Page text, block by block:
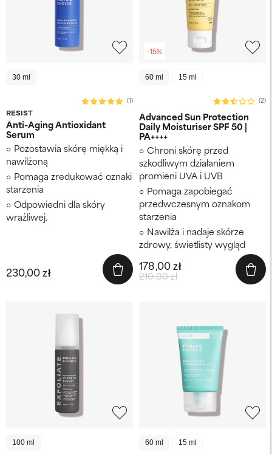
30 ml
RESIST
(1)
Anti-Aging Antioxidant
Serum
Pozostawia skórę miękką i
nawilżoną
Pomaga zredukować oznaki
starzenia
Odpowiedni dla skóry
wrażliwej.
230,00 zł
-15%
60 ml 15 ml
(2)
Advanced Sun Protection
Daily Moisturiser SPF 50 |
PA++++
Chroni skórę przed
szkodliwym działaniem
promieni UVA i UVB
Pomaga zapobiegać
przedwczesnym oznakom
starzenia
Nawilża i nadaje skórze
zdrowy, świetlisty wygląd
210,00 zł
178,00 zł
100 ml 60 ml 15 ml